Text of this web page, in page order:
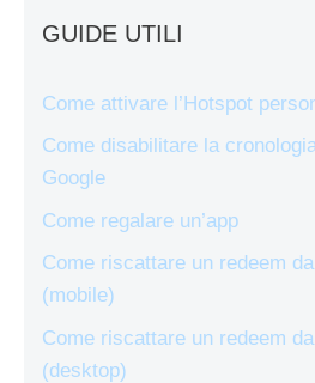
GUIDE UTILI
Come attivare l’Hotspot
Come disabilitare la
Google
Come regalare un’app
Come riscattare un redeem
(mobile)
Come riscattare un redeem
(desktop)